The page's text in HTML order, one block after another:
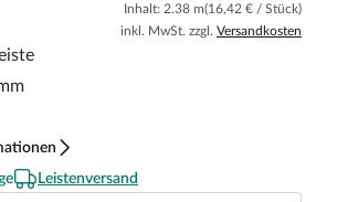
Inhalt: 2.38 m(16,42 € / Stück)
inkl. MwSt. zzgl. Versandkosten
Leistenversand